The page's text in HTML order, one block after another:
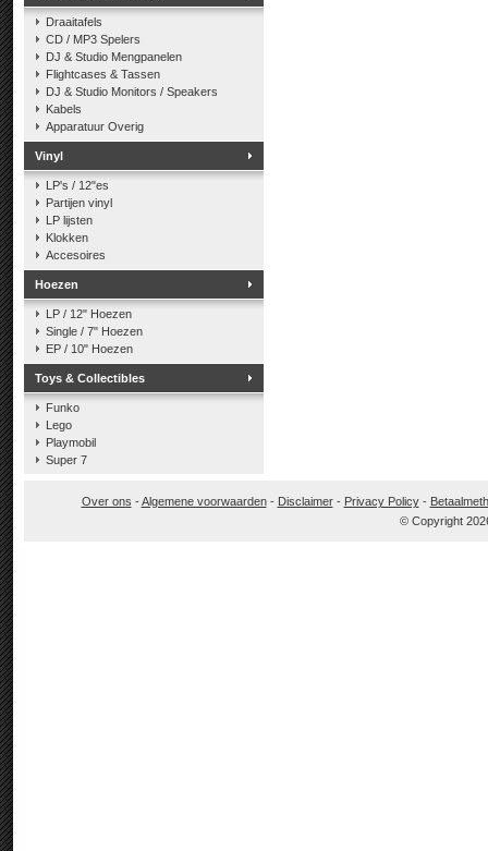
Draaitafels
CD / MP3 Spelers
DJ & Studio Mengpanelen
Flightcases & Tassen
DJ & Studio Monitors / Speakers
Kabels
Apparatuur Overig
Vinyl
LP's / 12"es
Partijen vinyl
LP lijsten
Klokken
Accesoires
Hoezen
LP / 12" Hoezen
Single / 7" Hoezen
EP / 10" Hoezen
Toys & Collectibles
Funko
Lego
Playmobil
Super 7
Over ons -Algemene voorwaarden- Disclaimer- Privacy Policy-
© Copyright